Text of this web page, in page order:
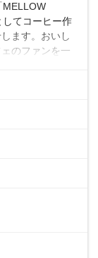
収410万円／
MELLOW
てコーヒー作
ます。おいし
のファンを一
レジ対応軽食
識から接客マ
ームワークも
「カフェの接
シフト・在庫
すので、無理の
4000～27万